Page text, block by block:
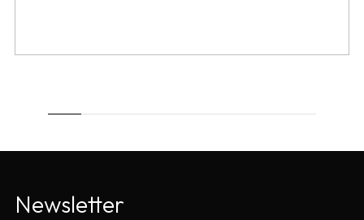
Newsletter